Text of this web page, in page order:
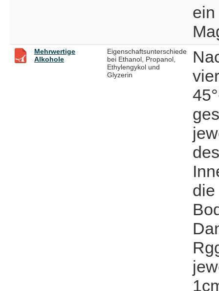
Mehrwertige
Alkohole
Eigenschaftsunterschiede
bei Ethanol, Propanol,
Ethylengykol und
Glyzerin
die